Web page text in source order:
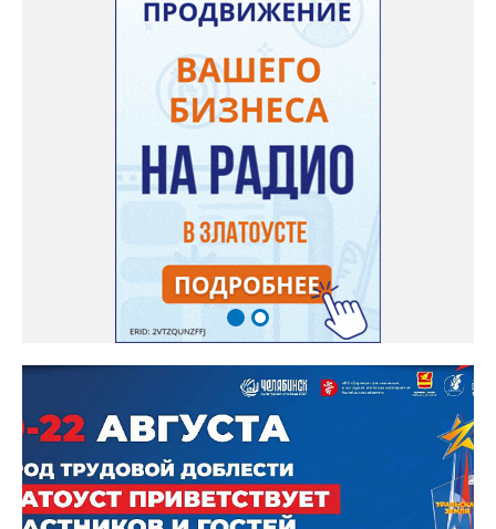
— сообщила начальник Главного управления ГЖИ Ирина
Настенко. В следующий раз, рекомендовали в
Госжилинспекции, службы должны действовать слаженно. И
оперативно делиться информацией со всеми
заинтересованными – от поставщика тепла до конечных